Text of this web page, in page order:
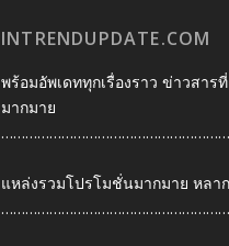
INTRENDUPDATE.COM
พร้อมอัพเดททุกเรื่องราว ข่าวสา
มากมาย
แหล่งรวมโปรโมชั่นมากมาย หลา